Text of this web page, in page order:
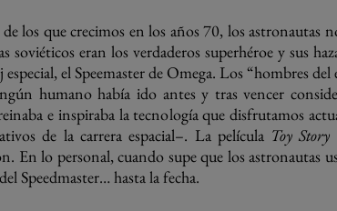
los que crecimos en los años 70, los astronautas
soviéticos eran los verdaderos superhéroe y sus
el Speemaster de Omega. Los “hombres del
humano había ido antes y tras vencer
e inspiraba la tecnología que disfrutamos
de la carrera espacial–. La película Toy Story
En lo personal, cuando supe que los astronautas
Speedmaster… hasta la fecha.